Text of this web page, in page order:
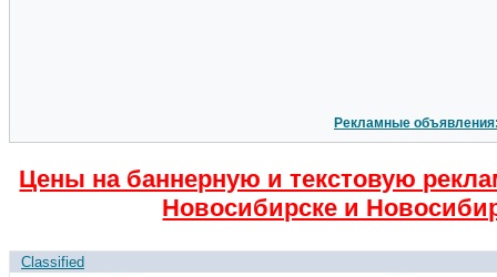
Рекламные
Цены на баннерную и текстовую
Новосибирске и
Classified